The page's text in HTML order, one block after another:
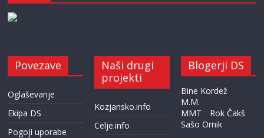
Povezave
Oglaševanje
Ekipa DS
Pogoji uporabe
Naši drugi
projekti
Kozjansko.info
Celje.info
Blogerji DS
Bine Kordež
M.M.
MMT
Rok Čakš
Sašo Ornik